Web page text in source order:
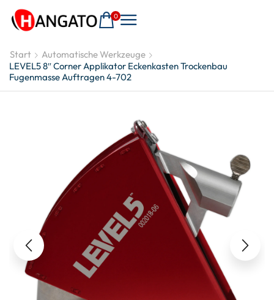
0
Start
Automatische Werkzeuge
LEVEL5 8″ Corner Applikator Eckenkasten Trockenbau
Fugenmasse Auftragen 4-702